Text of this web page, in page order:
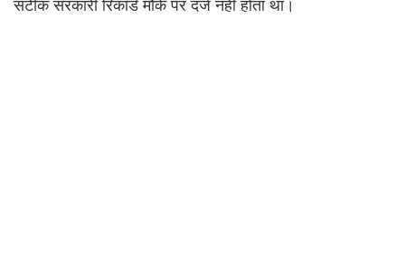
सटीक सरकारी रिकॉर्ड मौके पर दर्ज नहीं होता था।